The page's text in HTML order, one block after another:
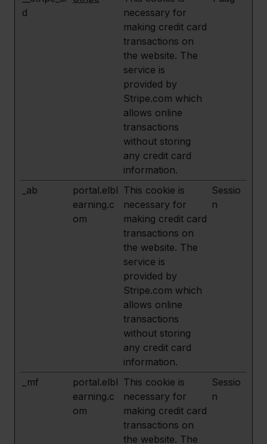
d
necessary for
making credit card
transactions on
the website. The
service is
provided by
Stripe.com which
allows online
transactions
without storing
any credit card
information.
_ab
portal.elbl
earning.c
om
This cookie is
necessary for
making credit card
transactions on
the website. The
service is
provided by
Stripe.com which
allows online
transactions
without storing
any credit card
information.
Sessio
n
_mf
portal.elbl
earning.c
om
This cookie is
necessary for
making credit card
transactions on
the website. The
Sessio
n